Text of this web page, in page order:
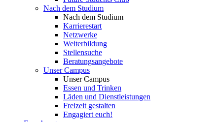
Nach dem Studium
Nach dem Studium
Karrierestart
Netzwerke
Weiterbildung
Stellensuche
Beratungsangebote
Unser Campus
Unser Campus
Essen und Trinken
Läden und Dienstleistungen
Freizeit gestalten
Engagiert euch!